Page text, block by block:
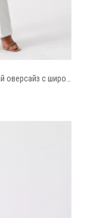
Костюм спортивный оверсайз с широкими брюками палацо Молочный